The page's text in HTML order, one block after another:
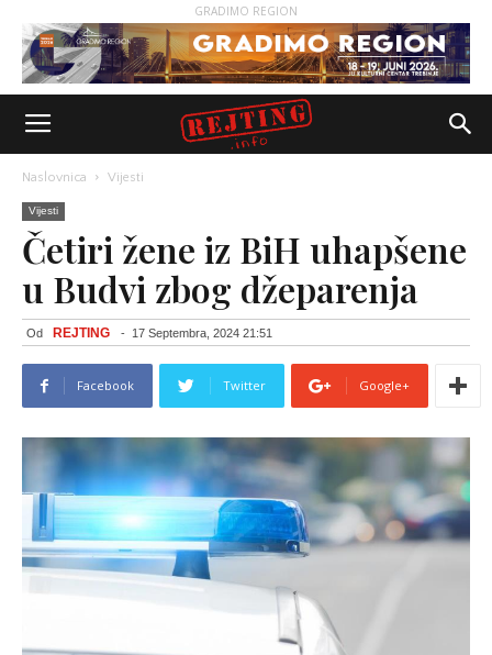
GRADIMO REGION
Naslovnica Vijesti
Vijesti
Četiri žene iz BiH uhapšene
u Budvi zbog džeparenja
Od REJTING - 17 Septembra, 2024 21:51
Facebook Twitter Google+